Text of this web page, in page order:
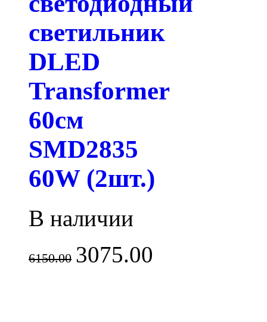
светильник
DLED
Transformer
60см
SMD2835
60W (2шт.)
В наличии
6150.00 3075.00